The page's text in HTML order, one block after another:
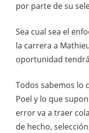
por parte de su
Sea cual sea el
la carrera a
oportunidad
Todos sabemos lo
Poel y lo que
error va a traer
de hecho,